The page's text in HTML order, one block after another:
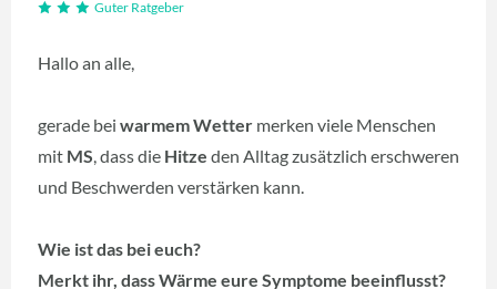
Guter Ratgeber
Hallo an alle,
gerade bei warmem Wetter merken viele Menschen
mit MS, dass die Hitze den Alltag zusätzlich erschweren
und Beschwerden verstärken kann.
Wie ist das bei euch?
Merkt ihr, dass Wärme eure Symptome beeinflusst?